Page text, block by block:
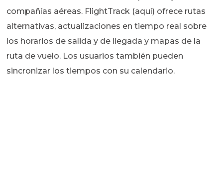
compañías aéreas. FlightTrack (aquí) ofrece rutas
alternativas, actualizaciones en tiempo real sobre
los horarios de salida y de llegada y mapas de la
ruta de vuelo. Los usuarios también pueden
sincronizar los tiempos con su calendario.